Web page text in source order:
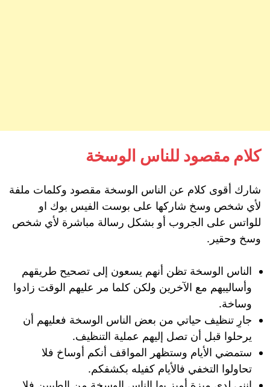
كلام مقصود للناس الوسخة
شارك أقوى كلام عن الناس الوسخة مقصود وكلمات ملفة
لأي شخص وسخ شاركها على بوست الفيس بوك او
للواتس على الجروب أو بشكل رسالة مباشرة لأي شخص
وسخ وحقير.
الناس الوسخة تظن أنهم يسعون إلى تصحيح طريقهم
وأساليبهم مع الآخرين ولكن كلما مر عليهم الوقت زادوا
وساخة.
جارِ تنظيف حياتي من بعض الناس الوسخة فعليهم أن
يرحلوا قبل أن تصل إليهم عملية التنظيف.
ستمضي الأيام وستظهر المواقف أنكم أوساخ فلا
تحاولوا التخفي فالأيام كفيله بكشفكم.